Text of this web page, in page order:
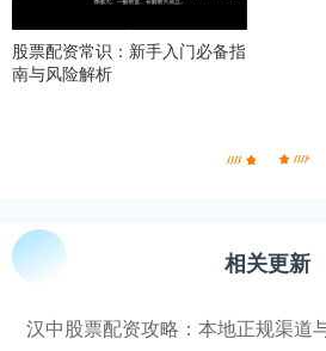
股票配资常识：新手入门必备指
南与风险解析
相关更新
汉中股票配资攻略：本地正规渠道